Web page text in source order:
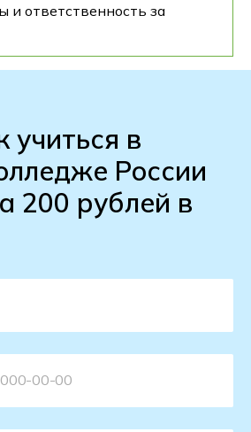
и ответственность за
учиться в
России
200 рублей в